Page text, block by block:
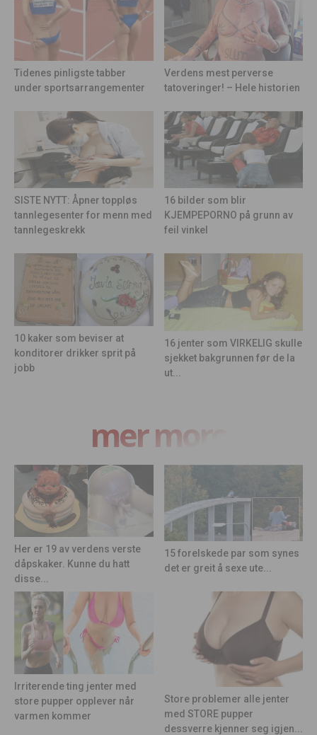
Tidenes pinligste tabber
under sportsarrangementer
Verdens mest perverse
tatoveringer! – Hele historien
SISTE NYTT: Åpner toppløs
tannlegesenter for menn med
tannlegeskrekk
16 bilder som blir
KJEMPEPORNO på grunn av
feil vinkel
10 kaker som beviser at
konditorer drikker sprit på
jobb
16 jenter som VIRKELIG skulle
sjekket bakgrunnen før de la
ut...
mer moro
Her er 19 av verdens verste
dåpskaker. Kunne du hatt
disse...
15 forelskede par som synes
det er greit å sexe ute...
Irriterende ting jenter med
store pupper opplever når
varmen kommer
Store problemer alle jenter
med STORE pupper
dessverre kjenner seg igjen...